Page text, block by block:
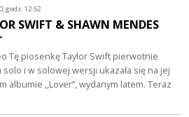
godz. 12:52
SWIFT & SHAWN MENDES
Tę piosenkę Taylor Swift pierwotnie
solo i w solowej wersji ukazała się na jej
albumie ,,Lover”, wydanym latem. Teraz